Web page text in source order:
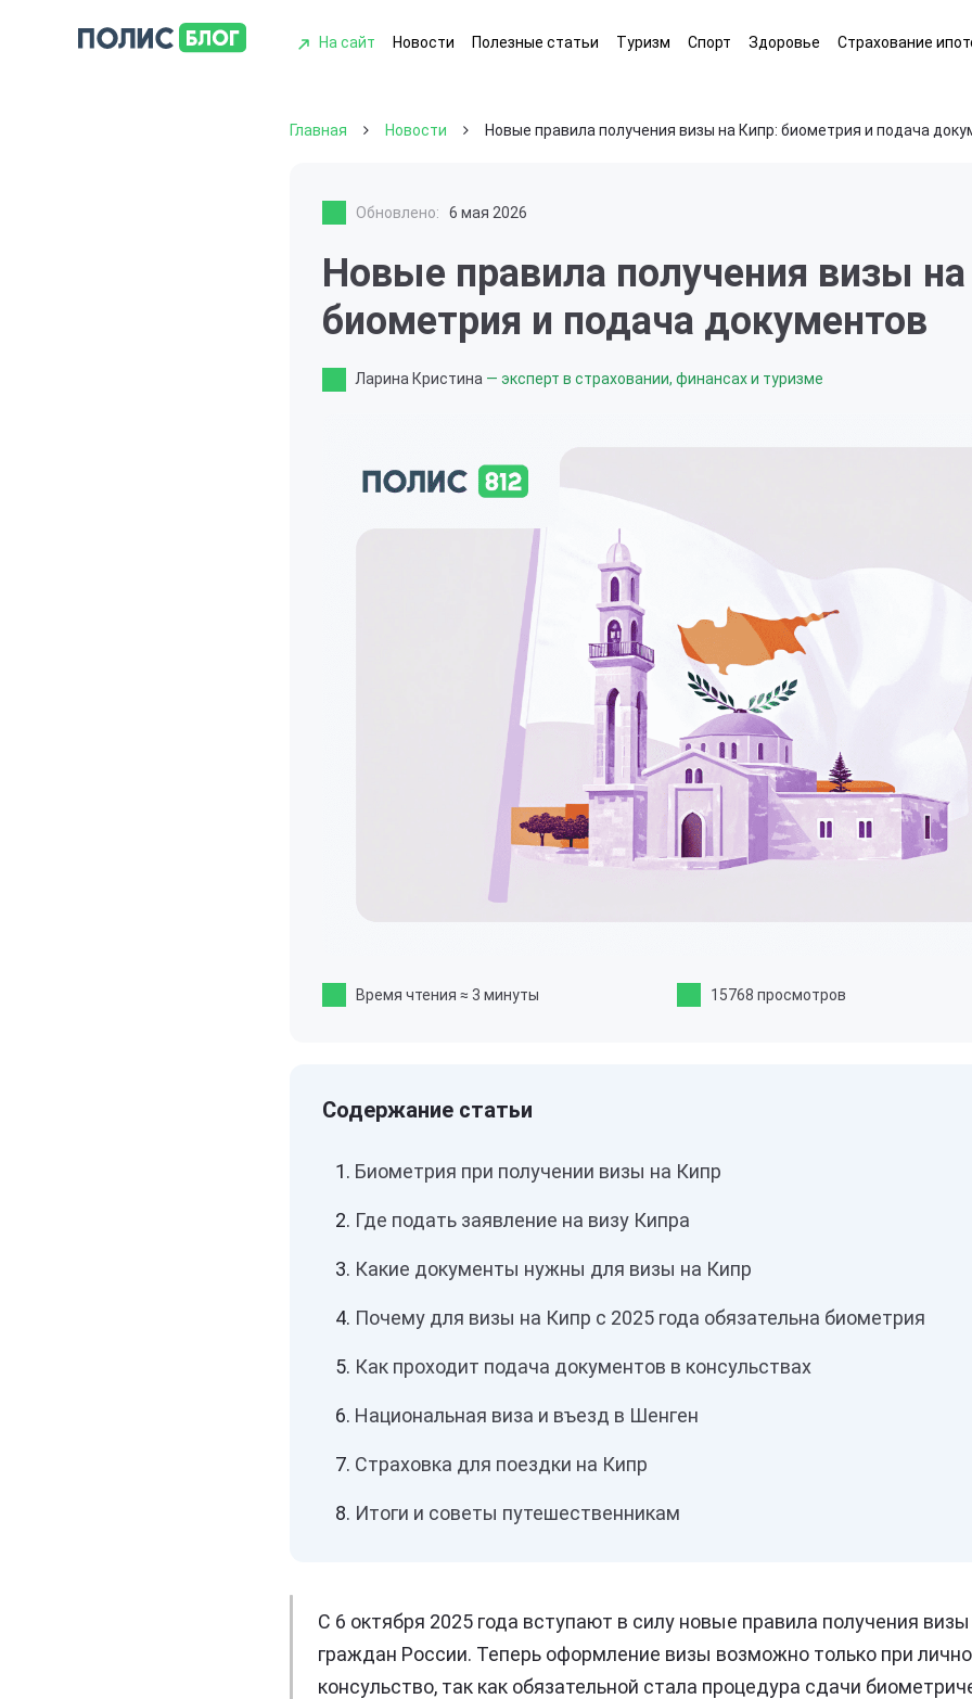
На сайт Новости Полезные статьи Туризм Спорт Здоровье Страхование
Главная Новости Новые правила получения визы на Кипр: биометрия и подача
Обновлено: 6 мая 2026
Новые правила получения визы
биометрия и подача документов
Ларина Кристина — эксперт в страховании, финансах и туризме
Время чтения ≈ 3 минуты 15768 просмотров
Биометрия при получении визы на Кипр
Где подать заявление на визу Кипра
Какие документы нужны для визы на Кипр
Почему для визы на Кипр с 2025 года обязательна биометрия
Как проходит подача документов в консульствах
Национальная виза и въезд в Шенген
Страховка для поездки на Кипр
Итоги и советы путешественникам
С 6 октября 2025 года вступают в силу новые правила получения
граждан России. Теперь оформление визы возможно только при
консульство, так как обязательной стала процедура сдачи